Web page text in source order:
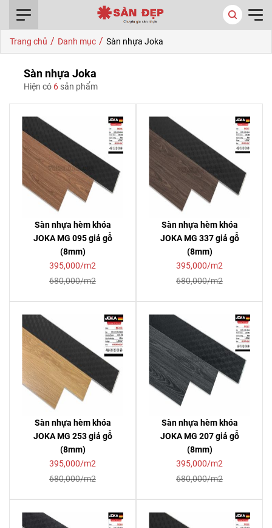
Trang chủ / Danh mục / Sàn nhựa Joka
Sàn nhựa Joka
Hiện có 6 sản phẩm
Sàn nhựa hèm khóa
JOKA MG 095 giả gỗ
(8mm)
395,000/m2
680,000/m2
Sàn nhựa hèm khóa
JOKA MG 337 giả gỗ
(8mm)
395,000/m2
680,000/m2
Sàn nhựa hèm khóa
JOKA MG 253 giả gỗ
(8mm)
395,000/m2
680,000/m2
Sàn nhựa hèm khóa
JOKA MG 207 giả gỗ
(8mm)
395,000/m2
680,000/m2